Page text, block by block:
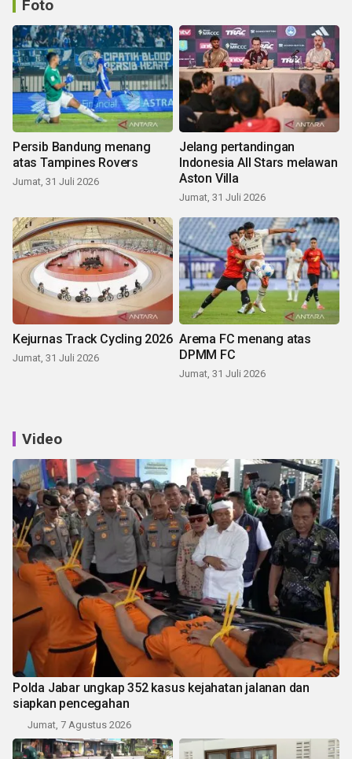
Foto
Persib Bandung menang
atas Tampines Rovers
Jumat, 31 Juli 2026
Jelang pertandingan
Indonesia All Stars melawan
Aston Villa
Jumat, 31 Juli 2026
Kejurnas Track Cycling 2026
Jumat, 31 Juli 2026
Arema FC menang atas
DPMM FC
Jumat, 31 Juli 2026
Video
Polda Jabar ungkap 352 kasus kejahatan jalanan dan
siapkan pencegahan
Jumat, 7 Agustus 2026